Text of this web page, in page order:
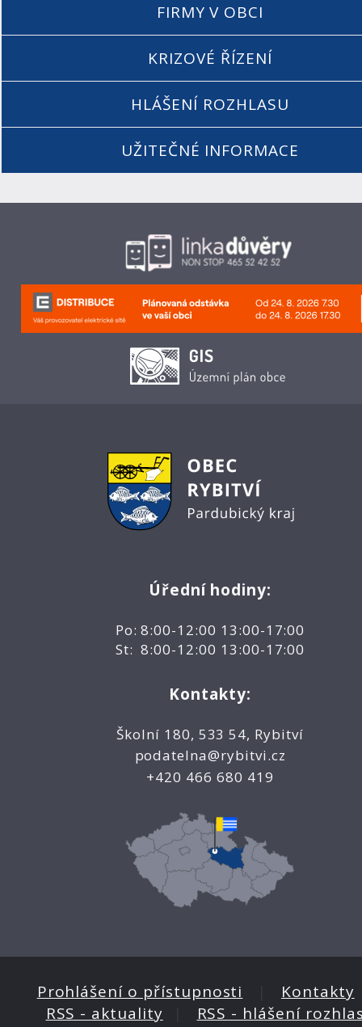
FIRMY V OBCI
KRIZOVÉ ŘÍZENÍ
HLÁŠENÍ ROZHLASU
UŽITEČNÉ INFORMACE
Úřední hodiny:
Po: 8:00-12:00 13:00-17:00
St: 8:00-12:00 13:00-17:00
Kontakty:
Školní 180, 533 54, Rybitví
podatelna@rybitvi.cz
+420 466 680 419
Prohlášení o přístupnosti Kontakty
RSS - aktuality
RSS - hlášení